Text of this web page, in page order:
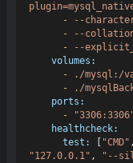
-
--
-
--
-
--
volumes:
-
./mysql:/
-
./
ports:
-
healthcheck:
test:
"CMD"
"127.0.0.1" , "--